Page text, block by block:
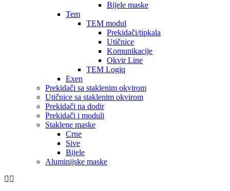
Bijele maske
Tem
TEM modul
Prekidači/tipkala
Utičnice
Komunikacije
Okvir Line
TEM Logiq
Exen
Prekidači sa staklenim okvirom
Utičnice sa staklenim okvirom
Prekidači na dodir
Prekidači i moduli
Staklene maske
Crne
Sive
Bijele
Aluminijske maske